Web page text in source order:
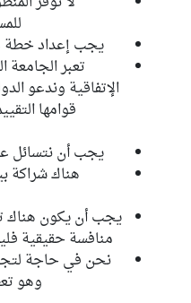
يجب إعداد خطة
تعبر الجامعة
الإتفاقية وندعو
قوامها
يجب أن نتسائل عن
هناك شراكة
يجب أن يكون هناك
منافسة حقيقية
نحن في حاجة
وهو